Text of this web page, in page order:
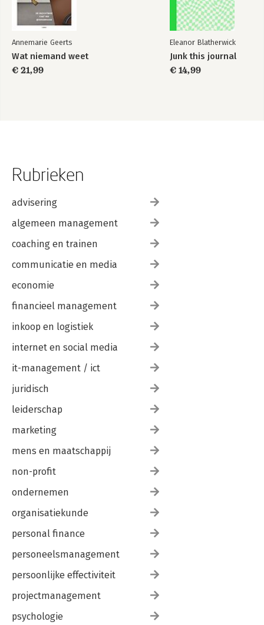
Annemarie Geerts
Wat niemand weet
€ 21,99
Eleanor Blatherwick
Junk this journal
€ 14,99
Rubrieken
advisering
algemeen management
coaching en trainen
communicatie en media
economie
financieel management
inkoop en logistiek
internet en social media
it-management / ict
juridisch
leiderschap
marketing
mens en maatschappij
non-profit
ondernemen
organisatiekunde
personal finance
personeelsmanagement
persoonlijke effectiviteit
projectmanagement
psychologie